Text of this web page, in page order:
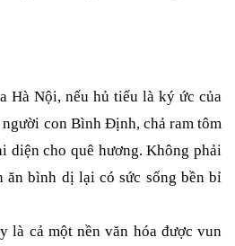
Hà Nội, nếu hủ tiếu là ký ức của
con Bình Định, chả ram tôm
diện cho quê hương.Không phải
ăn bình dị lại có sức sống bền bỉ
là cả một nền văn hóa được vun